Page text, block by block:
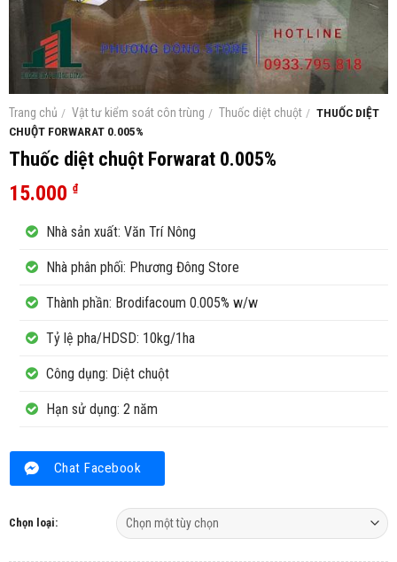
Trang chủ / Vật tư kiểm soát côn trùng / Thuốc diệt chuột / THUỐC DIỆT
CHUỘT FORWARAT 0.005%
Thuốc diệt chuột Forwarat 0.005%
15.000 ₫
Nhà sản xuất: Văn Trí Nông
Nhà phân phối: Phương Đông Store
Thành phần: Brodifacoum 0.005% w/w
Tỷ lệ pha/HDSD: 10kg/1ha
Công dụng: Diệt chuột
Hạn sử dụng: 2 năm
Chat Facebook
Chọn loại: